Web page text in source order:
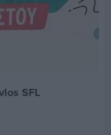
SFL